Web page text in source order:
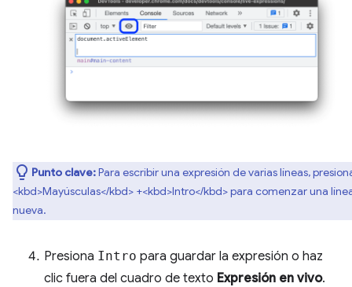
Punto clave:Para escribir una expresión de varias líneas,
<kbd>Mayúsculas</kbd> +<kbd>Intro</kbd> para comenzar una
nueva.
Presiona Intro para guardar la expresión o haz
clic fuera del cuadro de texto Expresión en vivo.